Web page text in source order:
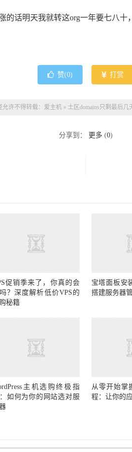
的话明天我就转这org一年要七八
赞(0) 打赏
允许不得转载： 爱主机» 土区domains只剩最后
分享到： 更多 (0)
促销季来了，你真的会
？深度解析低价VPS的
秘籍
宝塔面板安
搭建服务器
主机选购终极指
如何为你的网站选对服
从零开始掌
程：让你的